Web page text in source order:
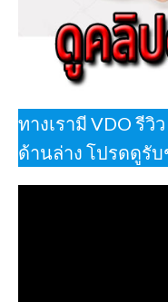
ทางเรามี VDO รี
ด้านล่าง โปรดดูรั